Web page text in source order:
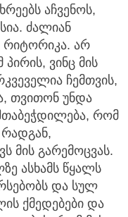
აჩვენოს,
ძალიან
რიტორიკა. არ
ვინც მის
ჩემთვის,
თვითონ უნდა
რომ
მის გარემოცვას.
ასხამს წყალს
და სულ
ქმედებები და